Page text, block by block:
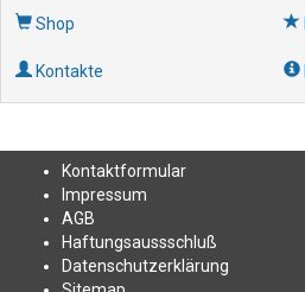
Shop
Kontakte
Kontaktformular
Impressum
AGB
Haftungsaussschluß
Datenschutzerklärung